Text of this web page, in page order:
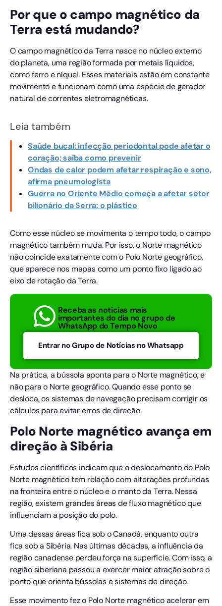
Por que o campo magnético da
Terra está mudando?
O campo magnético da Terra nasce no núcleo externo
do planeta, uma região formada por metais líquidos,
como ferro e níquel. Esses materiais estão em constante
movimento e funcionam como uma espécie de gerador
natural de correntes eletromagnéticas.
Leia também
Saúde bucal: infecção periodontal pode afetar o
coração; saiba como prevenir
Ondas de calor podem afetar respiração e sono,
afirma pneumologista
Guerra no Oriente Médio começa a afetar setor
bilionário da Serra: o plástico
Como esse núcleo se movimenta o tempo todo, o campo
magnético também muda. Por isso, o Norte magnético
não coincide exatamente com o Polo Norte geográfico,
que aparece nos mapas como um ponto fixo ligado ao
eixo de rotação da Terra.
Receba as notícias mais
importantes do dia no grupo de
WhatsApp do Tempo Novo
Entrar no Grupo de Notícias no Whatsapp
Na prática, a bússola aponta para o Norte magnético, e
não para o Norte geográfico. Quando esse ponto se
desloca, os sistemas de navegação precisam corrigir os
cálculos para evitar erros de direção.
Polo Norte magnético avança em
direção à Sibéria
Estudos científicos indicam que o deslocamento do Polo
Norte magnético tem relação com alterações profundas
na fronteira entre o núcleo e o manto da Terra. Nessa
região, existem grandes áreas de fluxo magnético que
influenciam a posição do polo.
Uma dessas áreas fica sob o Canadá, enquanto outra
fica sob a Sibéria. Nas últimas décadas, a influência da
região canadense perdeu força na superfície. Com isso, a
região siberiana passou a exercer maior atração sobre o
ponto que orienta bússolas e sistemas de direção.
Esse movimento fez o Polo Norte magnético acelerar em